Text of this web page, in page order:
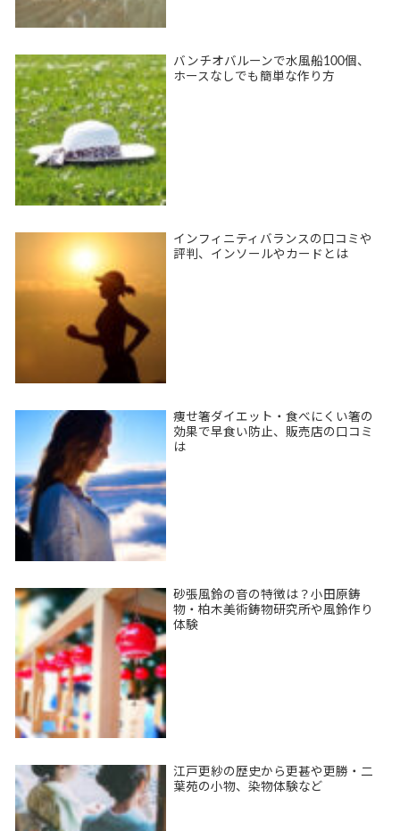
バンチオバルーンで水風船100個、
ホースなしでも簡単な作り方
インフィニティバランスの口コミや
評判、インソールやカードとは
痩せ箸ダイエット・食べにくい箸の
効果で早食い防止、販売店の口コミ
は
砂張風鈴の音の特徴は？小田原鋳
物・柏木美術鋳物研究所や風鈴作り
体験
江戸更紗の歴史から更甚や更勝・二
葉苑の小物、染物体験など